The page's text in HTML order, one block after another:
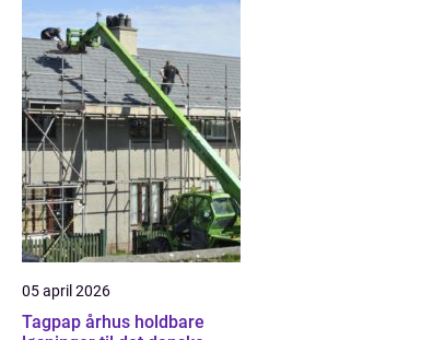
05 april 2026
Tagpap århus holdbare